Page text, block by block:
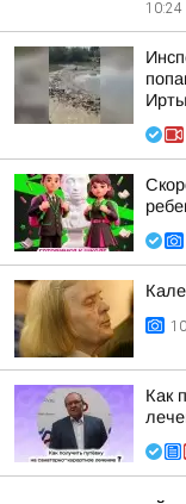
10:24
Как